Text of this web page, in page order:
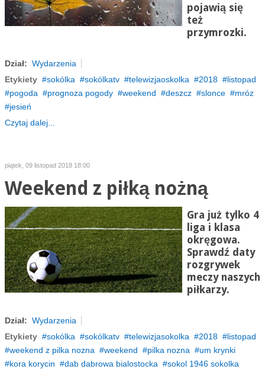
pojawią się
też
przymrozki.
Dział: Wydarzenia
Etykiety
sokólka sokólkatv telewizjaoskolka 2018
listopad
pogoda
prognoza pogody weekend deszcz slonce
mróz
jesień
Czytaj dalej...
piątek, 09 listopad 2018 18:00
Weekend z piłką nożną
Gra już tylko 4
liga i klasa
okręgowa.
Sprawdź daty
rozgrywek
meczy naszych
piłkarzy.
Dział: Wydarzenia
Etykiety
sokólka sokólkatv telewizjasokolka 2018
listopad
weekend z pilka nozna
weekend pilka nozna
um krynki
kora korycin
dab dabrowa bialostocka
sokol 1946 sokolka